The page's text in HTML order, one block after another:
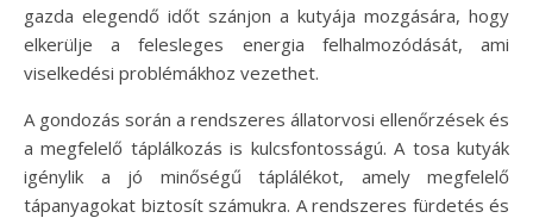
gazda elegendő időt szánjon a kutyája mozgására, hogy
elkerülje a felesleges energia felhalmozódását, ami
viselkedési problémákhoz vezethet.
A gondozás során a rendszeres állatorvosi ellenőrzések és
a megfelelő táplálkozás is kulcsfontosságú. A tosa kutyák
igénylik a jó minőségű táplálékot, amely megfelelő
tápanyagokat biztosít számukra. A rendszeres fürdetés és